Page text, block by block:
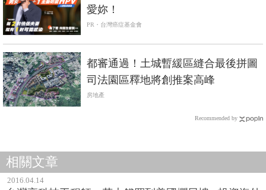
愛妳！
PR・台灣癌症基金會
都審通過！土城暫緩區縫合最後拼圖
司法園區釋地將創推案高峰
房地產
Recommended by
相關文章
2016.04.14